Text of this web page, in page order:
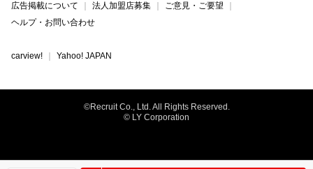
広告掲載について
法人加盟店募集
ご意見・ご要望
ヘルプ・お問い合わせ
carview! Yahoo! JAPAN
©Recruit Co., Ltd. All Rights Reserved.
© LY Corporation